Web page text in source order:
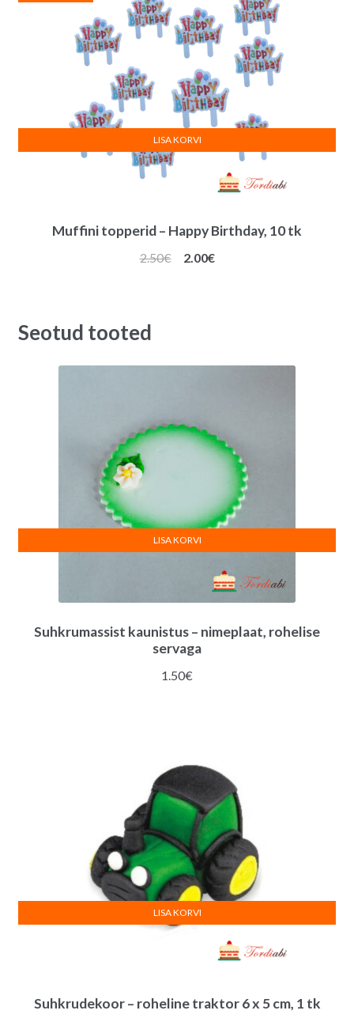
Muffini topperid – Happy Birthday, 10 tk
2.50€
Algne
2.00€Praegune
LISA KORVI
Seotud tooted
Suhkrumassist kaunistus – nimeplaat, rohelise
servaga
1.50€
LISA KORVI
Suhkrudekoor – roheline traktor 6 x 5 cm, 1 tk
LISA KORVI